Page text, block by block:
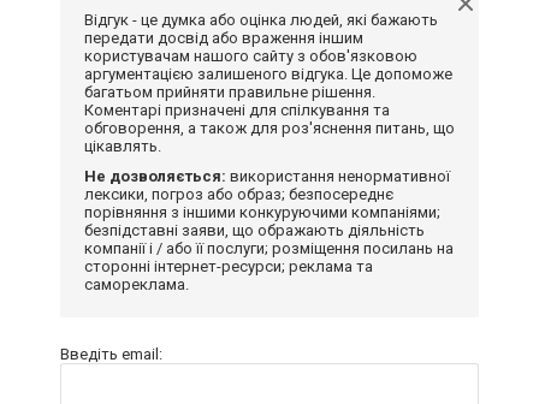
Відгук - це думка або оцінка людей, які бажають
передати досвід або враження іншим
користувачам нашого сайту з обов'язковою
аргументацією залишеного відгука. Це допоможе
багатьом прийняти правильне рішення.
Коментарі призначені для спілкування та
обговорення, а також для роз'яснення питань, що
цікавлять.
Не дозволяється: використання ненормативної
лексики, погроз або образ; безпосереднє
порівняння з іншими конкуруючими компаніями;
безпідставні заяви, що ображають діяльність
компанії і / або її послуги; розміщення посилань на
сторонні інтернет-ресурси; реклама та
самореклама.
Введіть email: